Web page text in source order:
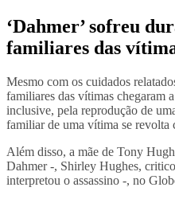
‘Dahmer’ sofreu
familiares das
Mesmo com os cuidados
familiares das vítimas chegaram
inclusive, pela reprodução de
familiar de uma vítima se revolta
Além disso, a mãe de Tony
Dahmer -, Shirley Hughes,
interpretou o assassino -, no